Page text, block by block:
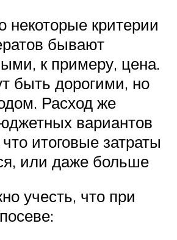
некоторые критерии
бывают
к примеру, цена.
быть дорогими, но
Расход же
вариантов
итоговые затраты
или даже больше
учесть, что при